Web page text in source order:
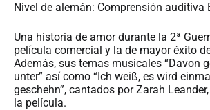
Nivel de alemán: Comprensión auditiva
Una historia de amor durante la 2ª
película comercial y la de mayor éxito
Además, sus temas musicales “Davon
unter” así como “Ich weiß, es wird
geschehn”, cantados por Zarah
la película.